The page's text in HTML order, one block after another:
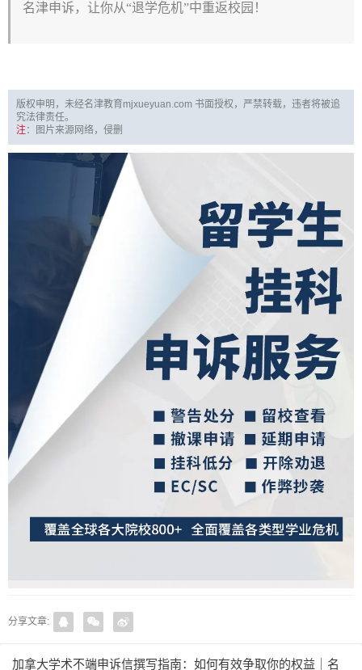
名津申诉，让你从“退学危机”中重返校园！
版权申明，未经名津教育mjxueyuan.com 书面授权，严禁转载，违者将被追
究法律责任。
注：图片来源网络，侵删
分享文章:
加拿大学术不端申诉信撰写指南：如何有效争取你的权益｜名